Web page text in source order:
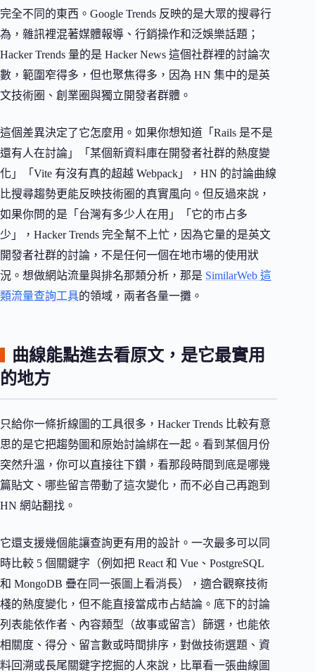
完全不同的東西。Google Trends 反映的是大眾的搜尋行
為，雜訊裡混著媒體報導、行銷操作和泛娛樂話題；
Hacker Trends 量的是 Hacker News 這個社群裡的討論次
數，範圍窄得多，但也聚焦得多，因為 HN 集中的是英
文技術圈、創業圈與獨立開發者群體。
這個差異決定了它怎麼用。如果你想知道「Rails 是不是
還有人在討論」「某個新資料庫在開發者社群的熱度變
化」「Vite 有沒有真的超越 Webpack」，HN 的討論曲線
比搜尋趨勢更能反映技術圈的真實風向。但反過來說，
如果你問的是「台灣有多少人在用」「它的市占多
少」，Hacker Trends 完全幫不上忙，因為它量的是英文
開發者社群的討論，不是任何一個在地市場的使用狀
況。想做網站流量與排名那類分析，那是 SimilarWeb 這
類流量查詢工具的領域，兩者各量一攤。
曲線能點進去看原文，是它最實用
的地方
只給你一條折線圖的工具很多，Hacker Trends 比較有意
思的是它把趨勢圖和原始討論綁在一起。看到某個月份
突然升溫，你可以直接往下鑽，看那段時間到底是哪幾
篇貼文、哪些留言帶動了這次變化，而不必自己再跑到
HN 網站翻找。
它還支援幾個能讓查詢更有用的設計。一次最多可以同
時比較 5 個關鍵字（例如把 React 和 Vue、PostgreSQL
和 MongoDB 疊在同一張圖上看消長），適合觀察技術
棧的熱度變化，但不能直接當成市占結論。底下的討論
列表能依作者、內容類型（故事或留言）篩選，也能依
相關度、得分、留言數或時間排序，對做技術選題、資
料回溯或長尾關鍵字挖掘的人來說，比單看一張曲線圖